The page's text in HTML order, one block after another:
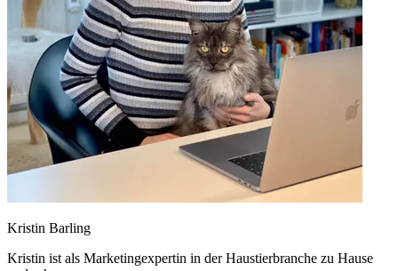
Kristin Barling
Kristin ist als Marketingexpertin in der Haustierbranche zu Hause